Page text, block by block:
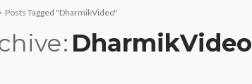
Posts Tagged "DharmikVideo"
DharmikVideo